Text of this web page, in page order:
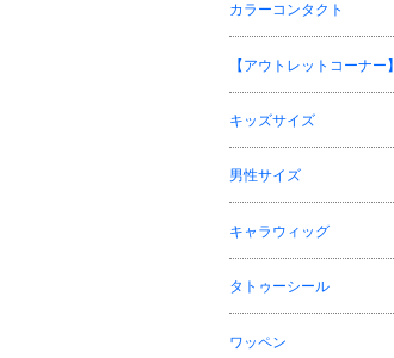
カラーコンタクト
【アウトレットコーナー】
キッズサイズ
男性サイズ
キャラウィッグ
タトゥーシール
ワッペン